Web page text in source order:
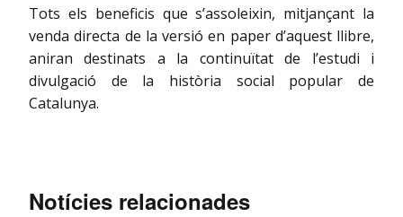
Tots els beneficis que s’assoleixin, mitjançant la
venda directa de la versió en paper d’aquest llibre,
aniran destinats a la continuïtat de l’estudi i
divulgació de la història social popular de
Catalunya.
Notícies relacionades